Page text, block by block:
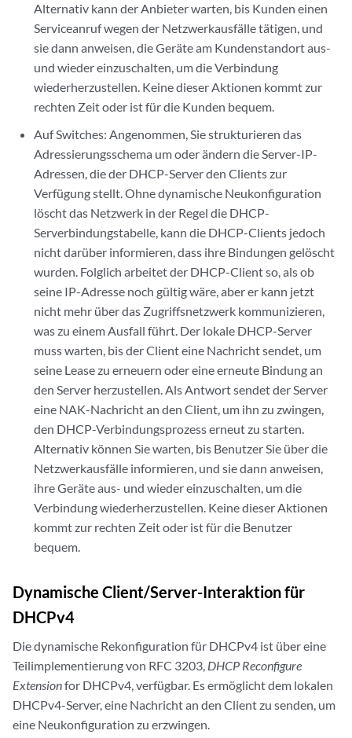
Alternativ kann der Anbieter warten, bis Kunden einen
Serviceanruf wegen der Netzwerkausfälle tätigen, und
sie dann anweisen, die Geräte am Kundenstandort aus-
und wieder einzuschalten, um die Verbindung
wiederherzustellen. Keine dieser Aktionen kommt zur
rechten Zeit oder ist für die Kunden bequem.
Auf Switches: Angenommen, Sie strukturieren das
Adressierungsschema um oder ändern die Server-IP-
Adressen, die der DHCP-Server den Clients zur
Verfügung stellt. Ohne dynamische Neukonfiguration
löscht das Netzwerk in der Regel die DHCP-
Serverbindungstabelle, kann die DHCP-Clients jedoch
nicht darüber informieren, dass ihre Bindungen gelöscht
wurden. Folglich arbeitet der DHCP-Client so, als ob
seine IP-Adresse noch gültig wäre, aber er kann jetzt
nicht mehr über das Zugriffsnetzwerk kommunizieren,
was zu einem Ausfall führt. Der lokale DHCP-Server
muss warten, bis der Client eine Nachricht sendet, um
seine Lease zu erneuern oder eine erneute Bindung an
den Server herzustellen. Als Antwort sendet der Server
eine NAK-Nachricht an den Client, um ihn zu zwingen,
den DHCP-Verbindungsprozess erneut zu starten.
Alternativ können Sie warten, bis Benutzer Sie über die
Netzwerkausfälle informieren, und sie dann anweisen,
ihre Geräte aus- und wieder einzuschalten, um die
Verbindung wiederherzustellen. Keine dieser Aktionen
kommt zur rechten Zeit oder ist für die Benutzer
bequem.
Dynamische Client/Server-Interaktion für
DHCPv4
Die dynamische Rekonfiguration für DHCPv4 ist über eine
Teilimplementierung von RFC 3203, DHCP Reconfigure
Extensionfor DHCPv4, verfügbar. Es ermöglicht dem lokalen
DHCPv4-Server, eine Nachricht an den Client zu senden, um
eine Neukonfiguration zu erzwingen.